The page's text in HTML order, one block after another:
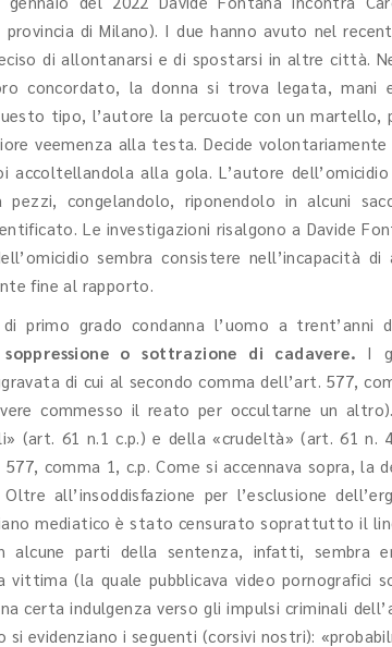
provincia di Milano). I due hanno avuto nel
di allontanarsi e di spostarsi in altre città.
concordato, la donna si trova legata, mani
tipo, l’autore la percuote con un martello,
veemenza alla testa. Decide
accoltellandola alla gola. L’autore
pezzi, congelandolo, riponendolo in alcuni
Le investigazioni risalgono a Davide
sembra consistere nell’incapacità
fine al rapporto.
primo grado condanna l’uomo a trent’anni
o sottrazione di cadavere. I
di cui al secondo comma dell’art. 577,
commesso il reato per occultarne un
(art. 61 n.1 c.p.) e della «crudeltà» (art. 61 n.
577, comma 1, c.p. Come si accennava sopra,
all’insoddisfazione per l’esclusione
mediatico è stato censurato soprattutto il
alcune parti della sentenza, infatti, sembra
vittima (la quale pubblicava video pornografici
certa indulgenza verso gli impulsi criminali
si evidenziano i seguenti (corsivi nostri):